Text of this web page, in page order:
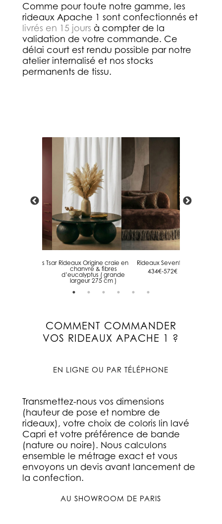
Comme pour toute notre gamme, les
rideaux Apache 1 sont confectionnés et
livrés en 15 jours à compter de la
validation de votre commande. Ce
délai court est rendu possible par notre
atelier internalisé et nos stocks
permanents de tissu.
en velours Tsar Rideaux Origine craie en
chanvre & fibres
d’eucalyptus ( grande
largeur 275 cm )
346€-423€
Rideaux Seventies
434€-572€
COMMENT COMMANDER
VOS RIDEAUX APACHE 1 ?
EN LIGNE OU PAR TÉLÉPHONE
Transmettez-nous vos dimensions
(hauteur de pose et nombre de
rideaux), votre choix de coloris lin lavé
Capri et votre préférence de bande
(nature ou noire). Nous calculons
ensemble le métrage exact et vous
envoyons un devis avant lancement de
la confection.
AU SHOWROOM DE PARIS